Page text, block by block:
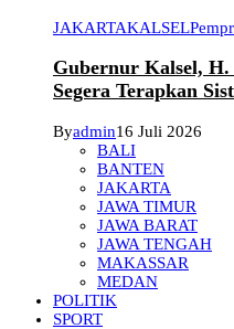
JAKARTAKALSEL
Gubernur Kalsel,
Segera Terapkan
Byadmin16 Juli 2026
BALI
BANTEN
JAKARTA
JAWA TIMUR
JAWA BARAT
JAWA TENGAH
MAKASSAR
MEDAN
POLITIK
SPORT